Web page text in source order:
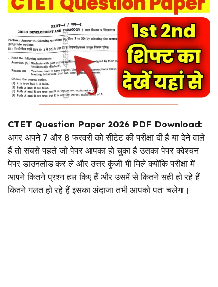
CTET Question Paper 2026 PDF Download:
अगर अपने 7 और 8 फरवरी को सीटेट की परीक्षा दी है या देने वाले
हैं तो सबसे पहले जो पेपर आपका हो चुका है उसका पेपर क्वेश्चन
पेपर डाउनलोड कर ले और उत्तर कुंजी भी मिले क्योंकि परीक्षा में
आपने कितने प्रश्न हल किए हैं और उसमें से कितने सही हो रहे हैं
कितने गलत हो रहे हैं इसका अंदाजा तभी आपको पता चलेगा।